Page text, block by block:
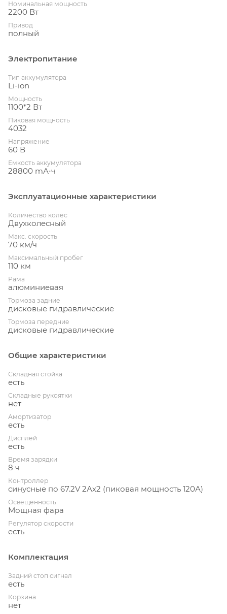
Номинальная мощность
2200 Вт
Привод
полный
Электропитание
Тип аккумулятора
Li-ion
Мощность
1100*2 Вт
Пиковая мощность
4032
Напряжение
60 В
Емкость аккумулятора
28800 mА⋅ч
Эксплуатационные характеристики
Количество колес
Двухколесный
Макс. скорость
70 км/ч
Максимальный пробег
110 км
Рама
алюминиевая
Тормоза задние
дисковые гидравлические
Тормоза передние
дисковые гидравлические
Общие характеристики
Складная стойка
есть
Складные рукоятки
нет
Амортизатор
есть
Дисплей
есть
Время зарядки
8 ч
Контроллер
синусные по 67.2V 2Ах2 (пиковая мощность 120А)
Освещенность
Мощная фара
Регулятор скорости
есть
Комплектация
Задний стоп сигнал
есть
Корзина
нет